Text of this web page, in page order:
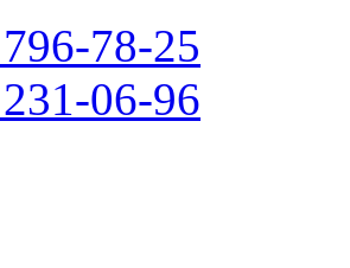
78-25
06-96